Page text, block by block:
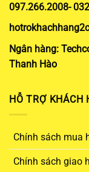
097.266.2008-
Ngân hàng:
Thanh Hào
HỖ TRỢ KHÁCH
Chính sách mua
Chính sách giao